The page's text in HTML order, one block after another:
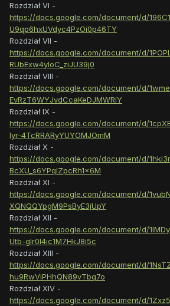
Rozdział VI -
https://docs.google.com/document/d/
U9qp6hxUVdyc4PzOi0p46TY
Rozdział VII -
https://docs.google.com/document/d/
RUbExw4yIoC_ziJU39j0
Rozdział VIII -
https://docs.google.com/document/d/
EvRzT6WYJvdCcaKeDJMWRlY
Rozdział IX -
https://docs.google.com/document/d/
lyr-4TcRRARyYUYOMJOmM
Rozdział X -
https://docs.google.com/document/d/
BcXU_s6YPqlZpcRh1x6M
Rozdział XI -
https://docs.google.com/document/d/
XQNQQYpgM9PsByE3jUpY
Rozdział XII -
https://docs.google.com/document/d/
Utb-gIr0I4ic1M7HkJ8i5c
Rozdział XIII -
https://docs.google.com/document/d/
hu9RwViPHhQN89vTbq7o
Rozdział XIV -
https://docs.google.com/document/d/